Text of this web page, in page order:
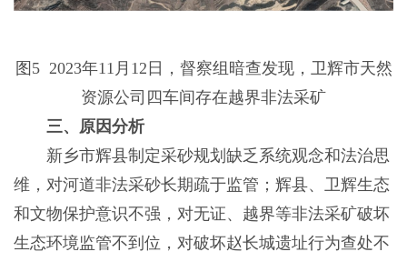
图5 2023年11月12日，督察组暗查发现，卫辉市天然
资源公司四车间存在越界非法采矿
三、原因分析
新乡市辉县制定采砂规划缺乏系统观念和法治思
维，对河道非法采砂长期疏于监管；辉县、卫辉生态
和文物保护意识不强，对无证、越界等非法采矿破坏
生态环境监管不到位，对破坏赵长城遗址行为查处不